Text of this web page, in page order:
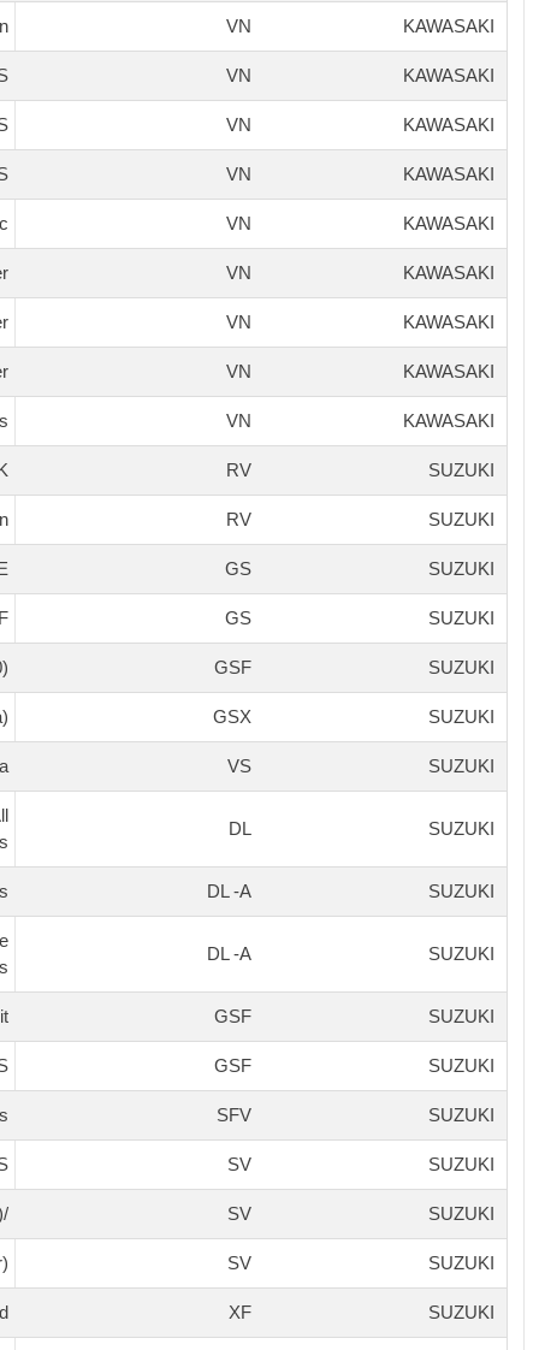
KAWASAKI
VN
KAWASAKI
VN
KAWASAKI
VN
KAWASAKI
VN
KAWASAKI
VN
KAWASAKI
VN
KAWASAKI
VN
KAWASAKI
VN
KAWASAKI
VN
SUZUKI
RV
SUZUKI
RV
SUZUKI
GS
SUZUKI
GS
SUZUKI
GSF
SUZUKI
GSX
SUZUKI
VS
SUZUKI
DL
SUZUKI
DL -A
SUZUKI
DL -A
SUZUKI
GSF
SUZUKI
GSF
SUZUKI
SFV
SUZUKI
SV
SUZUKI
SV
/S/SA/X (2 Piston Caliper)
SUZUKI
SV
SUZUKI
XF